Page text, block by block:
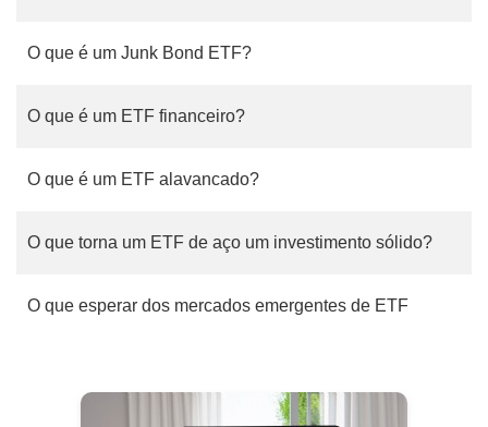
O que é um Junk Bond ETF?
O que é um ETF financeiro?
O que é um ETF alavancado?
O que torna um ETF de aço um investimento sólido?
O que esperar dos mercados emergentes de ETF